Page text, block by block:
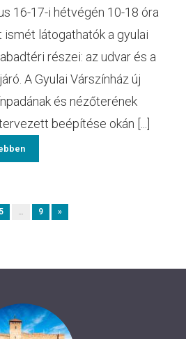
16-17-i hétvégén 10-18 óra
ismét látogathatók a gyulai
részei: az udvar és a
A Gyulai Várszínház új
és nézőterének
beépítése okán [...]
5 … 9 »